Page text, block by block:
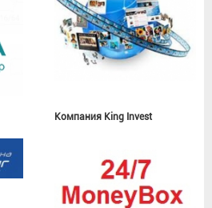
Компания King Invest